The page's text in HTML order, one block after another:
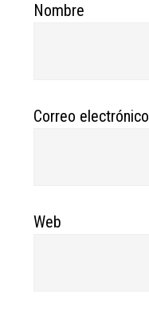
Nombre
Correo electrónico
Web